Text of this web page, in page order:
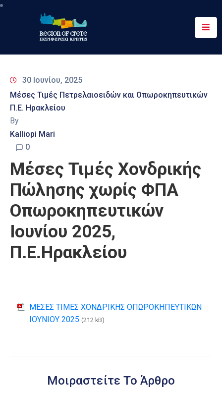
Περιφέρεια
&
Δράσεις
Ψηφιακές
Υπηρεσίες
Επικοινωνία
30 Ιουνίου, 2025
Μέσες Τιμές Πετρελαιοειδών και Οπωροκηπευτικών
Π.Ε. Ηρακλείου
By
Kalliopi Mari
0
Μέσες Τιμές Χονδρικής
Πώλησης χωρίς ΦΠΑ
Οπωροκηπευτικών
Ιουνίου 2025,
Π.Ε.Ηρακλείου
ΜΕΣΕΣ ΤΙΜΕΣ ΧΟΝΔΡΙΚΗΣ ΟΠΩΡΟΚΗΠΕΥΤΙΚΩΝ
ΙΟΥΝΙΟΥ 2025 (212 kB)
Μοιραστείτε Το Άρθρο